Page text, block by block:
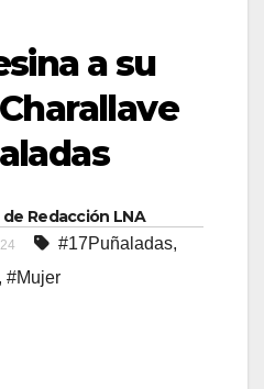
a su
de Redacción LNA
#17Puñaladas,
, #Mujer